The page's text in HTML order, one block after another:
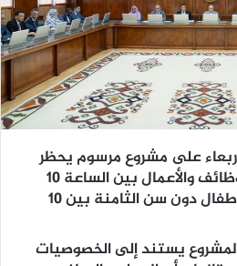
على مشروع مرسوم يحظر
على النساء أداء بعض الوظائف والأعمال بين الساعة 10
مساءً و5 صباحًا، وعلى الأطفال دون سن الثامنة بين 10
يستند إلى الخصوصيات